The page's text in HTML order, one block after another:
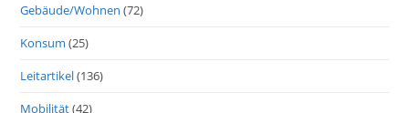
Gebäude/Wohnen (72)
Konsum (25)
Leitartikel(136)
Mobilität(42)